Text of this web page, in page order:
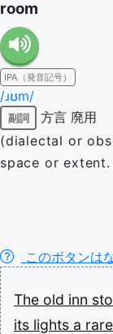
room
IPA（発音記号）
/ɹʊm/
副詞 方言 廃用
(dialectal or
space or
このボタンは
The old inn
its lights a rare